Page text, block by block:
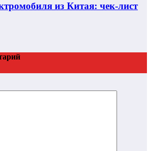
из Китая: чек-лист